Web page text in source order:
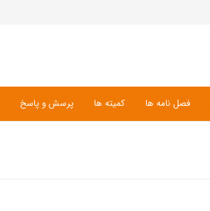
فصل نامه ها کمیته ها پرسش و پاسخ